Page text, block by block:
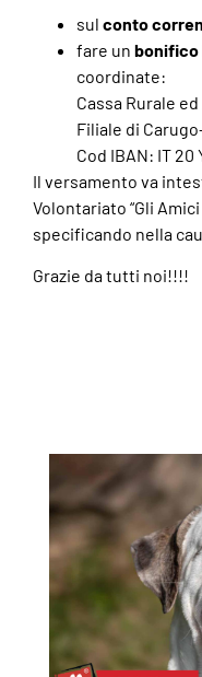
sul conto
fare un bonifico
coordinate:
Cassa Rurale
Filiale di
Cod IBAN: IT 20
Il versamento va
Volontariato “Gli
specificando nella
Grazie da tutti noi!!!!